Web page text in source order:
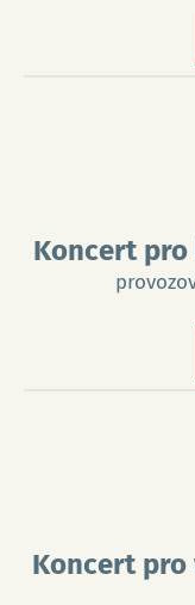
Koncert
Koncert